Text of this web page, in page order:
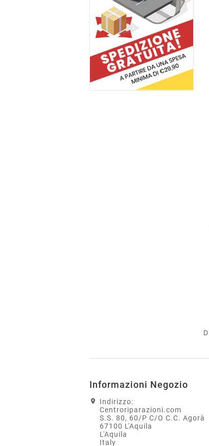
Informazioni Negozio
Indirizzo:
Centroriparazioni.com
S.S. 80, 60/P C/O C.C. Agorà
67100 L'Aquila
L'Aquila
Italy